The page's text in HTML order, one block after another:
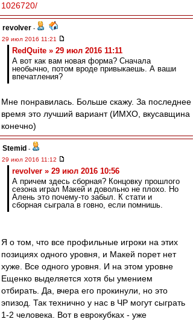
1026720/
revolver -
29 июл 2016 11:21
RedQuite » 29 июл 2016 11:11
А вот как вам новая форма? Сначала
необычно, потом вроде привыкаешь. А ваши
впечатления?
Мне понравилась. Больше скажу. За последнее
время это лучший вариант (ИМХО, вкусавщина
конечно)
Stemid -
29 июл 2016 11:12
revolver » 29 июл 2016 10:56
А причем здесь сборная? Концовку прошлого
сезона играл Макей и довольно не плохо. Но
Алень это почему-то забыл. К стати и
сборная сыграла в говно, если помнишь.
Я о том, что все профильные игроки на этих
позициях одного уровня, и Макей порет нет
хуже. Все одного уровня. И на этом уровне
Ещенко выделяется хотя бы умением
отбирать. Да, вчера его прокинули, но это
эпизод. Так технично у нас в ЧР могут сыграть
1-2 человека. Вот в еврокубках - уже